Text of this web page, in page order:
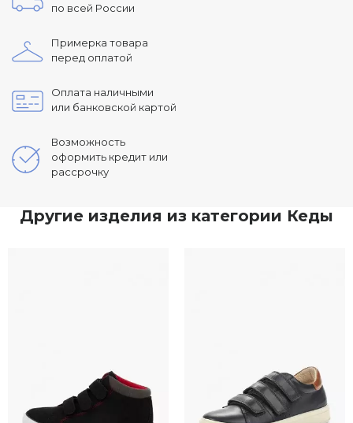
по всей России
Примерка товара
перед оплатой
Оплата наличными
или банковской картой
Возможность
оформить кредит или
рассрочку
Другие изделия из категории Кеды